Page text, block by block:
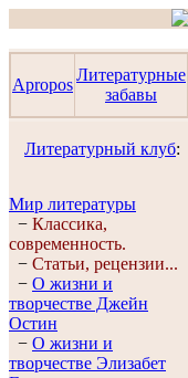
Apropos
Литературные
забавы
Литературный клуб:
Мир литературы
− Классика,
современность.
− Статьи, рецензии...
− О жизни и
творчестве Джейн
Остин
− О жизни и
творчестве Элизабет